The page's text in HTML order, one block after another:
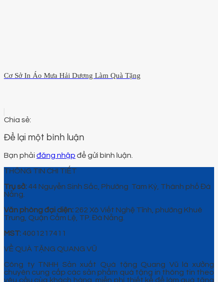
Cơ Sở In Áo Mưa Hải Dương Làm Quà Tặng
Để lại một bình luận
Bạn phải đăng nhập để gửi bình luận.
THÔNG TIN CHI TIẾT
Trụ sở: 44 Nguyễn Sinh Sắc, Phường Tam Kỳ, Thành phố Đà
Nẵng.
Văn phòng đại diện: 262 Xô Viết Nghệ Tĩnh, phường Khuê
Trung, Quận Cẩm Lệ, TP. Đà Nẵng.
MST: 4001217411
VỀ QUÀ TẶNG QUANG VŨ
Công ty TNHH Sản xuất Quà tặng Quang Vũ là xưởng
chuyên cung cấp các sản phẩm quà tặng in thông tin theo
yêu cầu của khách hàng, miễn phí thiết kế để làm quà tặng